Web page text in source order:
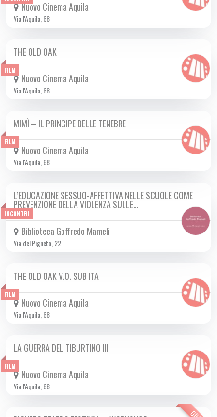
Nuovo Cinema Aquila
Via l'Aquila, 68
FILM
DA GIO 16/11 A MER 13/12 2023
THE OLD OAK
Nuovo Cinema Aquila
Via l'Aquila, 68
FILM
DA MER 22/11 A MER 29/11 2023
MIMÌ – IL PRINCIPE DELLE TENEBRE
Nuovo Cinema Aquila
Via l'Aquila, 68
INCONTRI
LUN 27/11 2023
L’EDUCAZIONE SESSUO-AFFETTIVA NELLE SCUOLE COME
PREVENZIONE DELLA VIOLENZA SULLE…
Biblioteca Goffredo Mameli
Via del Pigneto, 22
FILM
DA SAB 09/12 A MAR 19/12 2023
THE OLD OAK V.O. SUB ITA
Nuovo Cinema Aquila
Via l'Aquila, 68
FILM
DA GIO 02/11 A MER 29/11 2023
LA GUERRA DEL TIBURTINO III
Nuovo Cinema Aquila
Via l'Aquila, 68